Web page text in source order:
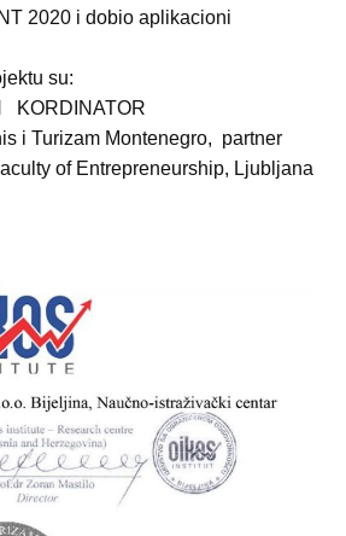
2020 i dobio aplikacioni
su:
KORDINATOR
i Turizam Montenegro, partner
of Entrepreneurship, Ljubljana